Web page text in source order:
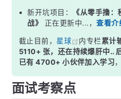
记忆口诀
总结
新开坑项目：
《从零手撸
战》
正在更新中...，查看介
截止目前， 星球 内专栏累计
5110+ 张，还在持续爆肝中..
已有 4700+ 小伙伴加入学习
面试考察点